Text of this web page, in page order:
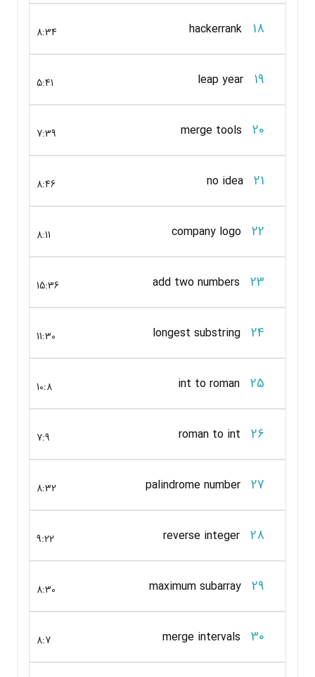
18
hackerrank
8:34
19
leap year
5:41
20
merge tools
7:39
21
no idea
8:46
22
company logo
8:11
23
add two numbers
15:36
24
longest substring
11:30
25
int to roman
10:8
26
roman to int
7:9
27
palindrome number
8:32
28
reverse integer
9:22
29
maximum subarray
8:30
30
merge intervals
8:7